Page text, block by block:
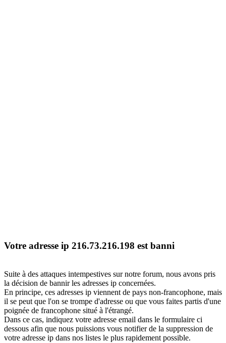
Votre adresse ip 216.73.216.198 est banni
Suite à des attaques intempestives sur notre forum, nous avons pris
la décision de bannir les adresses ip concernées.
En principe, ces adresses ip viennent de pays non-francophone, mais
il se peut que l'on se trompe d'adresse ou que vous faites partis d'une
poignée de francophone situé à l'étrangé.
Dans ce cas, indiquez votre adresse email dans le formulaire ci
dessous afin que nous puissions vous notifier de la suppression de
votre adresse ip dans nos listes le plus rapidement possible.